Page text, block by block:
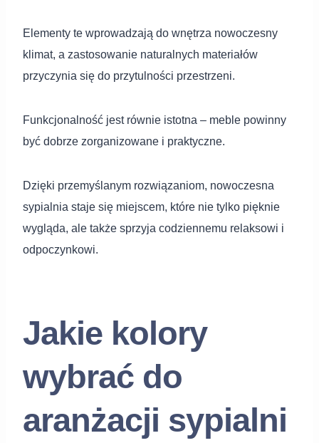
Elementy te wprowadzają do wnętrza nowoczesny
klimat, a zastosowanie naturalnych materiałów
przyczynia się do przytulności przestrzeni.
Funkcjonalność jest równie istotna – meble powinny
być dobrze zorganizowane i praktyczne.
Dzięki przemyślanym rozwiązaniom, nowoczesna
sypialnia staje się miejscem, które nie tylko pięknie
wygląda, ale także sprzyja codziennemu relaksowi i
odpoczynkowi.
Jakie kolory
wybrać do
aranżacji sypialni